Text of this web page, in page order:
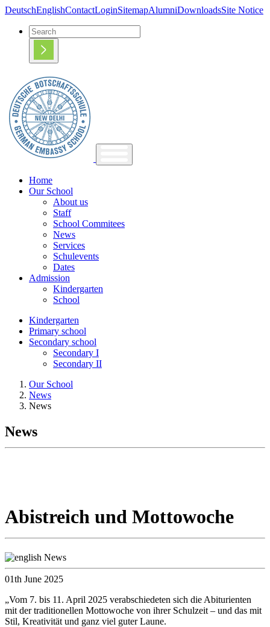
DeutschEnglishContactLoginSitemapAlumniDownloadsSite Notice
Home
Our School
About us
Staff
School Commitees
News
Services
Schulevents
Dates
Admission
Kindergarten
School
Kindergarten
Primary school
Secondary school
Secondary I
Secondary II
Our School
News
News
News
Abistreich und Mottowoche
01th June 2025
„Vom 7. bis 11. April 2025 verabschiedeten sich die Abiturienten
mit der traditionellen Mottowoche von ihrer Schulzeit – und das mit
Stil, Kreativität und ganz viel guter Laune.